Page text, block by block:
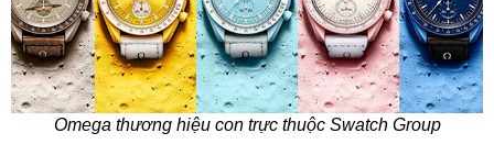
Omega thương hiệu con trực thuộc Swatch Group